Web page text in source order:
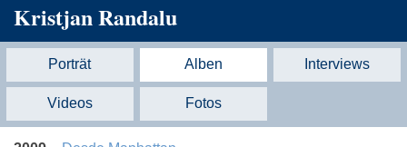
Kristjan Randalu
Porträt Alben Interviews
Videos Fotos